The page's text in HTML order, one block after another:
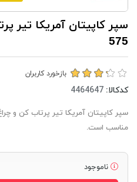
سپر کاپیتان آمریکا تیر
575
بازخورد کاربران
کدکالا:
مناسب است.
ناموجود